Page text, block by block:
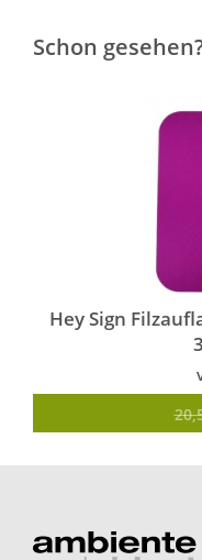
Schon
Hey Sign